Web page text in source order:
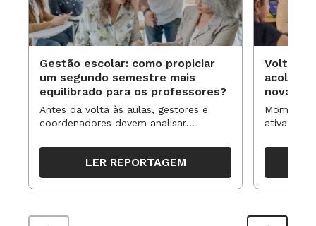
Gestão escolar: como propiciar
um segundo semestre mais
equilibrado para os professores?
Antes da volta às aulas, gestores e
coordenadores devem analisar
organizar ações para orientar o
trabalho pedagógico ao longo do
período
LER REPORTAGEM
Volta às
novas
ativa
propostas